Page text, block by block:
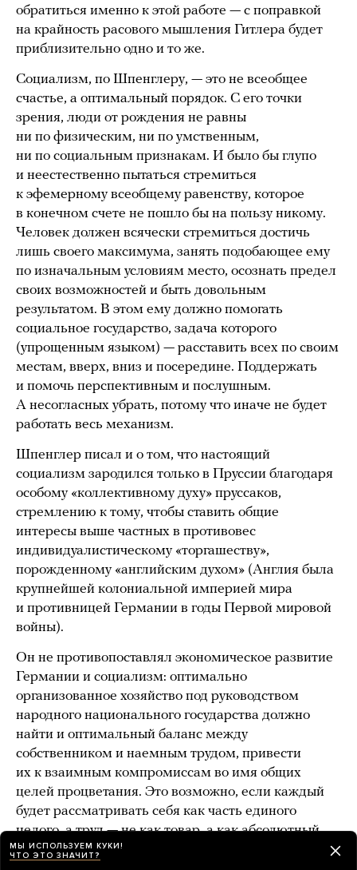
обратиться именно к этой работе — с поправкой
на крайность расового мышления Гитлера будет
приблизительно одно и то же.
Социализм, по Шпенглеру, — это не всеобщее
счастье, а оптимальный порядок. С его точки
зрения, люди от рождения не равны
ни по физическим, ни по умственным,
ни по социальным признакам. И было бы глупо
и неестественно пытаться стремиться
к эфемерному всеобщему равенству, которое
в конечном счете не пошло бы на пользу никому.
Человек должен всячески стремиться достичь
лишь своего максимума, занять подобающее ему
по изначальным условиям место, осознать предел
своих возможностей и быть довольным
результатом. В этом ему должно помогать
социальное государство, задача которого
(упрощенным языком) — расставить всех по своим
местам, вверх, вниз и посередине. Поддержать
и помочь перспективным и послушным.
А несогласных убрать, потому что иначе не будет
работать весь механизм.
Шпенглер писал и о том, что настоящий
социализм зародился только в Пруссии благодаря
особому «коллективному духу» пруссаков,
стремлению к тому, чтобы ставить общие
интересы выше частных в противовес
индивидуалистическому «торгашеству»,
порожденному «английским духом» (Англия была
крупнейшей колониальной империей мира
и противницей Германии в годы Первой мировой
войны).
Он не противопоставлял экономическое развитие
Германии и социализм: оптимально
организованное хозяйство под руководством
народного национального государства должно
найти и оптимальный баланс между
собственником и наемным трудом, привести
их к взаимным компромиссам во имя общих
целей процветания. Это возможно, если каждый
будет рассматривать себя как часть единого
целого, а труд — не как товар, а как абсолютный
долг по отношению к дружески настроенному
МЫ ИСПОЛЬЗУЕМ КУКИ!
ЧТО ЭТО ЗНАЧИТ?